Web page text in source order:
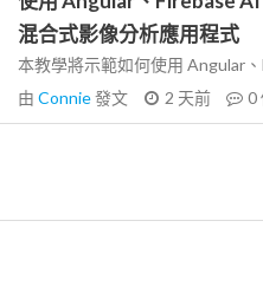
混合式影像分析應用程式
本教學將示範如何使用 Angular
由 Connie發文 2 天前 0